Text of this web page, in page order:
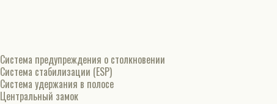
Система предупреждения о столкновении
Система стабилизации (ESP)
Система удержания в полосе
Центральный замок